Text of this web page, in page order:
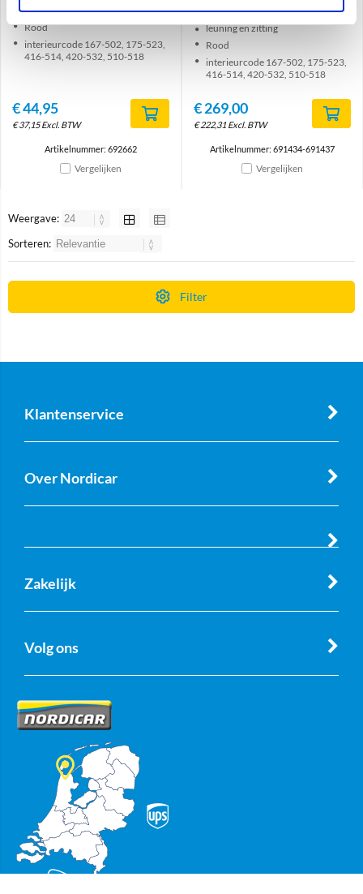
Amazon
Rood
interieurcode 167-502, 175-523,
416-514, 420-532, 510-518
€44,95
€37,15 Excl. BTW
Artikelnummer: 692662
Vergelijken
De verwachte levertijd is 3 a 4 weken
leuning en zitting
Rood
interieurcode 167-502, 175-523,
416-514, 420-532, 510-518
€269,00
€222,31 Excl. BTW
Artikelnummer: 691434-691437
Vergelijken
Weergave:
Sorteren:
Filter
Klantenservice
Over Nordicar
Zakelijk
Volg ons